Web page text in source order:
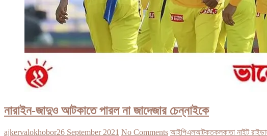
নারাইন-জাদুও আটকাতে পারল না জাদেজার চেন্নাইকে
ajkervalokhobor26 September 2021 No Comments আইপিএলআটকতকলকাতা নাইট